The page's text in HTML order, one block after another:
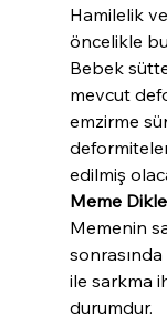
Hamilelik
öncelikle
Bebek
mevcut
emzirme
edilmiş
Meme
Memenin
ile sarkma
durumdur.